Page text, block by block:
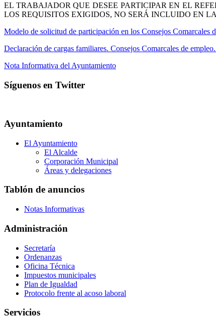
EL TRABAJADOR QUE DESEE PARTICIPAR EN EL
LOS REQUISITOS EXIGIDOS, NO SERÁ INCLUIDO EN
Modelo de solicitud de participación en los Consejos Comarcales
Declaración de cargas familiares. Consejos Comarcales de
Nota Informativa del Ayuntamiento
Síguenos en Twitter
Ayuntamiento
El Ayuntamiento
El Alcalde
Corporación Municipal
Áreas y delegaciones
Tablón de anuncios
Notas Informativas
Administración
Secretaría
Ordenanzas
Oficina Técnica
Impuestos municipales
Plan de Igualdad
Protocolo frente al acoso laboral
Servicios